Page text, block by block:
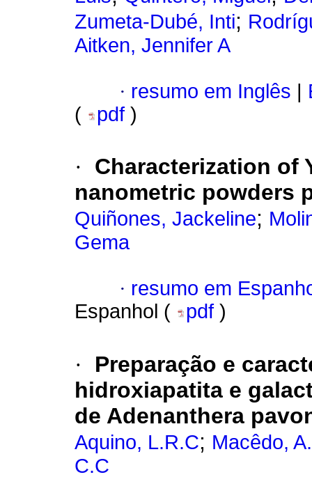
Zumeta-Dubé, Inti;
Aitken, Jennifer A
· resumo em Inglês |
(
pdf )
·
Characterization of
nanometric powders
Quiñones, Jackeline;
Gema
· resumo em
Espanhol (
pdf )
·
Preparação e
hidroxiapatita e
de Adenanthera
Aquino, L.R.C; Macêdo,
C.C